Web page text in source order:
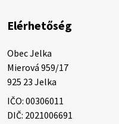
temetési szertartás
5. augusztus 2026 12:59
Elérhetőség
Obec Jelka
Mierová 959/17
925 23 Jelka
IČO: 00306011
DIČ: 2021006691